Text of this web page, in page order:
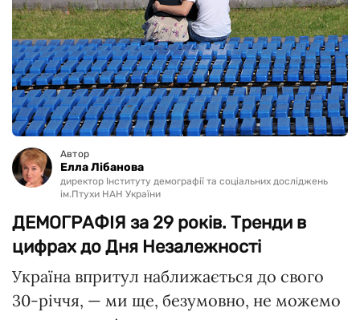
Автор
Елла Лібанова
директор Інституту демографії та соціальних досліджень
ім.Птухи НАН України
ДЕМОГРАФІЯ за 29 років. Тренди в
цифрах до Дня Незалежності
Україна впритул наближається до свого
30-річчя, — ми ще, безумовно, не можемо